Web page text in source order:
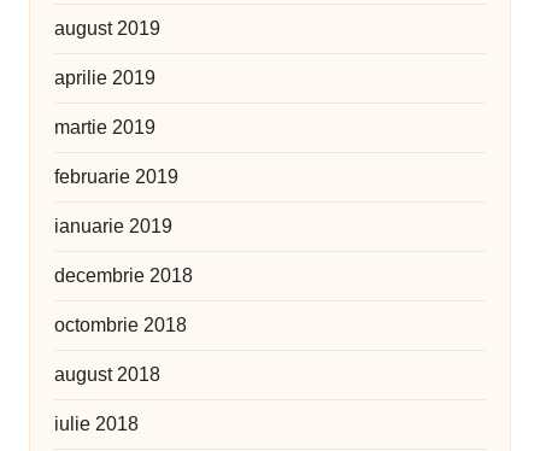
august 2019
aprilie 2019
martie 2019
februarie 2019
ianuarie 2019
decembrie 2018
octombrie 2018
august 2018
iulie 2018